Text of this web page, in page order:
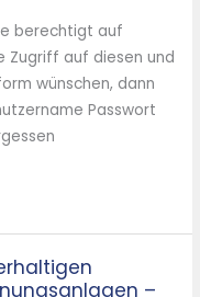
berechtigt auf
Zugriff auf diesen und
wünschen, dann
Passwort
–